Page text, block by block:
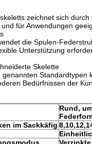
zeichnet sich
für Anwendungen
die Spulen-
Unterstützung
Skelette
Bedürfnissen der
Rund,
im Sackkäfig